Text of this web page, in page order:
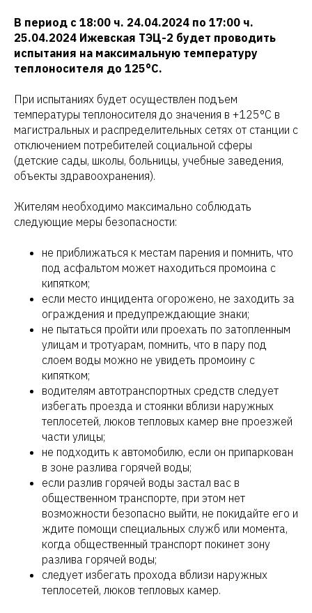
В период с 18:00 ч. 24.04.2024 по 17:00 ч.
25.04.2024 Ижевская ТЭЦ-2 будет проводить
испытания на максимальную температуру
теплоносителя до 125°С.
При испытаниях будет осуществлен подъем
температуры теплоносителя до значения в +125°С в
магистральных и распределительных сетях от станции с
отключением потребителей социальной сферы
(детские сады, школы, больницы, учебные заведения,
объекты здравоохранения).
Жителям необходимо максимально соблюдать
следующие меры безопасности:
не приближаться к местам парения и помнить, что
под асфальтом может находиться промоина с
кипятком;
если место инцидента огорожено, не заходить за
ограждения и предупреждающие знаки;
не пытаться пройти или проехать по затопленным
улицам и тротуарам, помнить, что в пару под
слоем воды можно не увидеть промоину с
кипятком;
водителям автотранспортных средств следует
избегать проезда и стоянки вблизи наружных
теплосетей, люков тепловых камер вне проезжей
части улицы;
не подходить к автомобилю, если он припаркован
в зоне разлива горячей воды;
если разлив горячей воды застал вас в
общественном транспорте, при этом нет
возможности безопасно выйти, не покидайте его и
ждите помощи специальных служб или момента,
когда общественный транспорт покинет зону
разлива горячей воды;
следует избегать прохода вблизи наружных
теплосетей, люков тепловых камер.